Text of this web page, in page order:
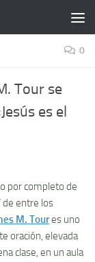
0
Tour se
es el
por completo de
de entre los
M. Toures uno
oración, elevada
clase, en un aula